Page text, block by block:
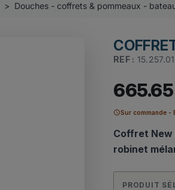
Douches - coffrets & pommeaux -
REF : 15.257.01
scheduleSur commande -
Coffret New
robinet
PRODUIT